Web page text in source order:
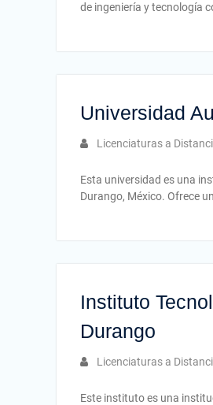
de ingeniería y tecnología
Universidad
Licenciaturas a
Esta universidad es una
Durango, México. Ofrece
Instituto
Durango
Licenciaturas a
Este instituto es una